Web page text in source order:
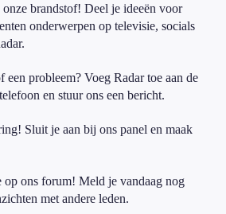
onze brandstof! Deel je ideeën voor
onderwerpen op televisie, socials
een probleem? Voeg Radar toe aan de
en stuur ons een bericht.
Sluit je aan bij ons panel en maak
op ons forum! Meld je vandaag nog
met andere leden.